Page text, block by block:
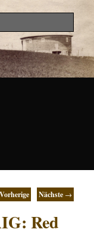
Vorherige Nächste →
Red